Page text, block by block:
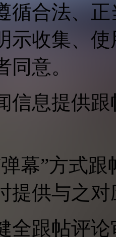
循合法、
示收集、
同意。
信息提供
弹幕”方式
提供与之
全跟帖评